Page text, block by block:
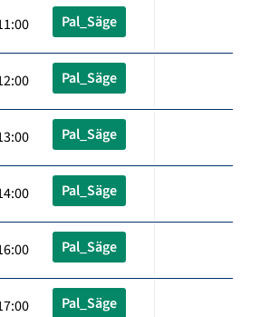
Pal_Säge
Pal_Säge
Pal_Säge
Pal_Säge
Pal_Säge
Pal_Säge